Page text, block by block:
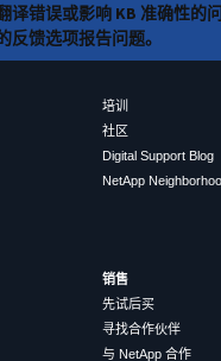
译错误或影响 KB 准确性的
反馈选项报告问题。
培训
社区
Digital Support Blog
NetApp
销售
先试后买
寻找合作伙伴
与 NetApp 合作